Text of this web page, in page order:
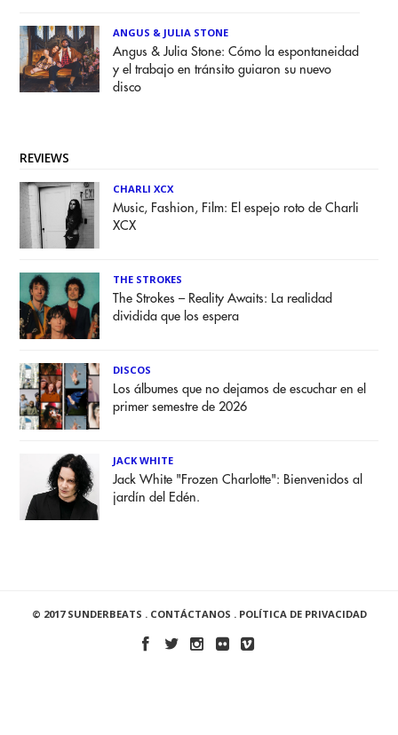
ANGUS & JULIA STONE
Angus & Julia Stone: Cómo la espontaneidad
y el trabajo en tránsito guiaron su nuevo
disco
REVIEWS
CHARLI XCX
Music, Fashion, Film: El espejo roto de Charli
XCX
THE STROKES
The Strokes – Reality Awaits: La realidad
dividida que los espera
DISCOS
Los álbumes que no dejamos de escuchar en el
primer semestre de 2026
JACK WHITE
Jack White "Frozen Charlotte": Bienvenidos al
jardín del Edén.
© 2017 SUNDERBEATS . CONTÁCTANOS . POLÍTICA DE PRIVACIDAD